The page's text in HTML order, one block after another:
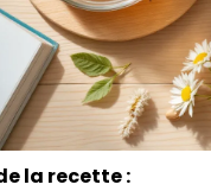
la recette :